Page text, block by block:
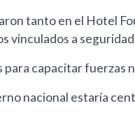
tanto en el Hotel
vinculados a
capacitar fuerzas
nacional estaría